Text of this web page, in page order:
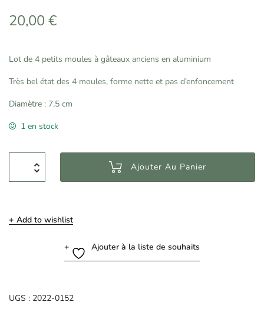
20,00 €
Lot de 4 petits moules à gâteaux anciens en aluminium
Très bel état des 4 moules, forme nette et pas d’enfoncement
Diamètre : 7,5 cm
1 en stock
Ajouter Au Panier
Add to wishlist
Ajouter à la liste de souhaits
UGS : 2022-0152